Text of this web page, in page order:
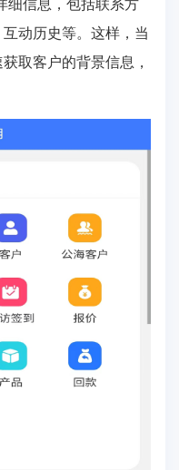
动历史等。这样，当
取客户的背景信息，